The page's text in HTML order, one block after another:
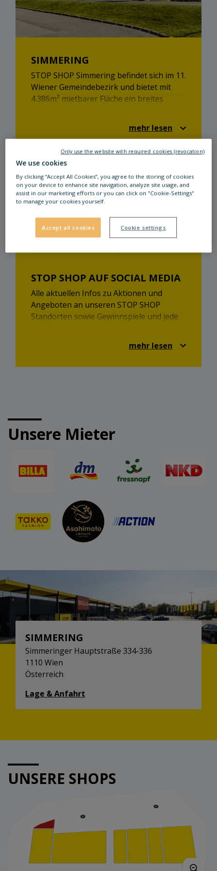
SIMMERING
STOP SHOP Simmering befindet sich im 11.
Wiener Gemeindebezirk und bietet mit
4.386m² mietbarer Fläche ein breites
mehr lesen
STOP SHOP AUF SOCIAL MEDIA
Alle aktuellen Infos zu Aktionen und
Angeboten an unseren STOP SHOP
Standorten sowie Gewinnspiele und jede
Schaut vorbei und seid immer up-to-date!
mehr lesen
Unsere Mieter
SIMMERING
Simmeringer Hauptstraße 334-336
1110 Wien
Österreich
Lage & Anfahrt
UNSERE SHOPS
We use cookies
By clicking “Accept All Cookies”, you agree to the storing of cookies
on your device to enhance site navigation, analyze site usage, and
assist in our marketing efforts or you can click on "Cookie-Settings"
to manage your cookies yourself.
Accept all cookies Cookie settings
Only use the website with required cookies (revocation)